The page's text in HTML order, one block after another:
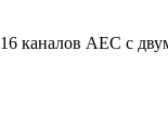
каналов AEC с